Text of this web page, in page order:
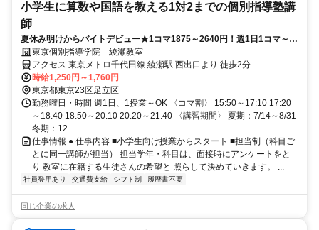
小学生に算数や国語を教える1対2までの個別指導塾講
師
夏休み明けからバイトデビュー★1コマ1875～2640円！週1日1コマ～私
服でok◎
東京個別指導学院 綾瀬教室
アクセス 東京メトロ千代田線 綾瀬駅 西出口より 徒歩2分
時給1,250円～1,760円
東京都東京23区足立区
勤務曜日・時間 週1日、1授業～OK 〈コマ割〉 15:50～17:10 17:20
～18:40 18:50～20:10 20:20～21:40 〈講習期間〉 夏期：7/14～8/31
冬期：12...
仕事情報 ● 仕事内容 ■小学生向け授業からスタート ■担当制（科目ご
とに同一講師が担当） 担当学年・科目は、面接時にアンケートをと
り 教室に在籍する生徒さんの希望と 照らして決めていきます。 ...
社員登用あり 交通費支給 シフト制 履歴書不要
同じ企業の求人